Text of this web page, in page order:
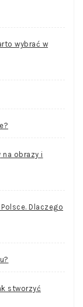
wybrać w
na obrazy i
Dlaczego
stworzyć